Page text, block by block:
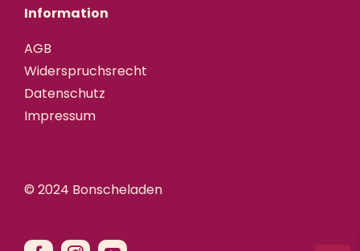
Information
AGB
Widerspruchsrecht
Datenschutz
Impressum
© 2024 Bonscheladen